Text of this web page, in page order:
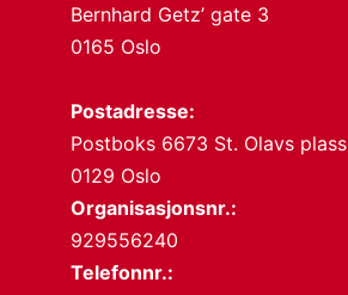
Bernhard Getz’ gate 3
0165 Oslo
Postadresse:
Postboks 6673 St. Olavs plass
0129 Oslo
Organisasjonsnr.:
929556240
Telefonnr.: